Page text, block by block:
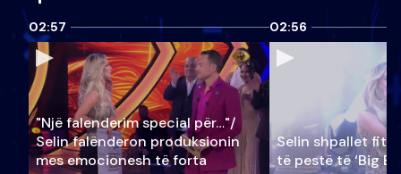
02:57
"Një falenderim special për…"/
Selin falënderon produksionin
mes emocionesh të forta
02:56
Selin shpallet
të pestë të ‘Big